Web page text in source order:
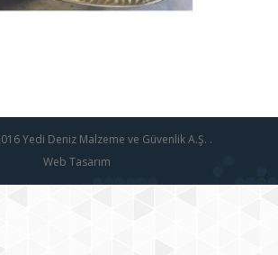
Yedi Deniz Malzeme ve Güvenlik A.Ş. .
Web Tasarım